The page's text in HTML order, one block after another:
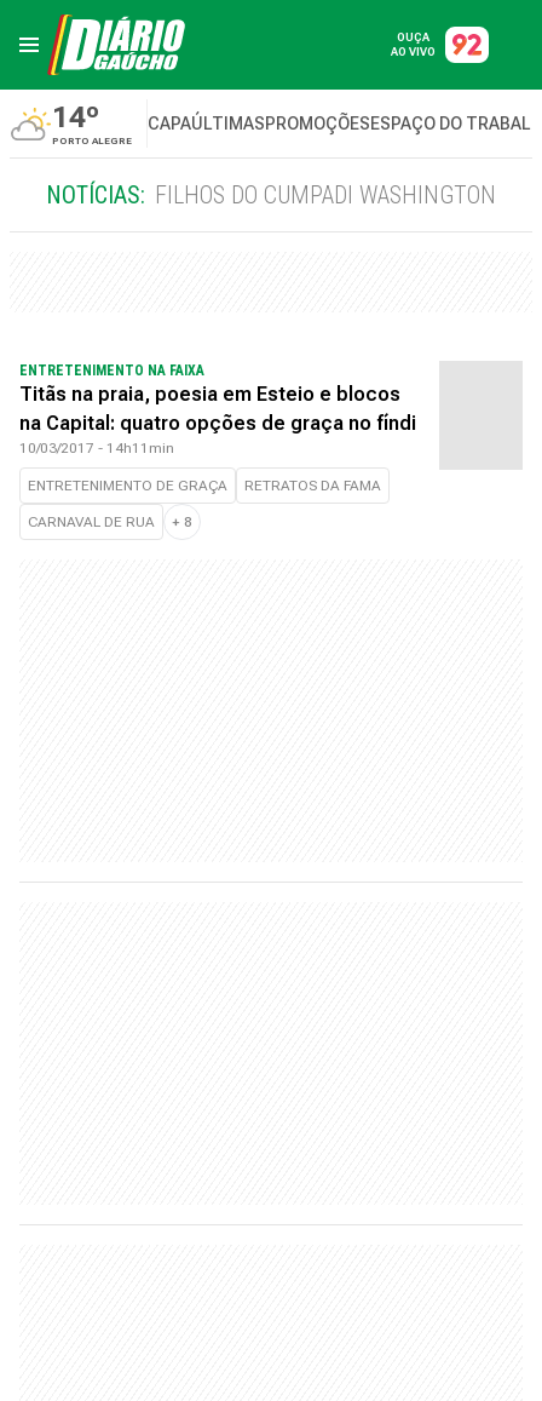
OUÇA
AO VIVO
14º
PORTO ALEGRE
CAPAÚLTIMASPROMOÇÕESESPAÇO DO
NOTÍCIAS: FILHOS DO CUMPADI WASHINGTON
ENTRETENIMENTO NA FAIXA
Titãs na praia, poesia em Esteio e blocos
na Capital: quatro opções de graça no fíndi
10/03/2017 - 14h11min
ENTRETENIMENTO DE GRAÇA RETRATOS DA FAMA
CARNAVAL DE RUA + 8